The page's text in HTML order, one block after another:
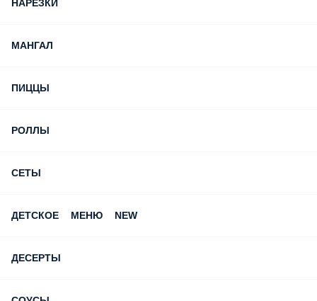
МАНГАЛ
ПИЦЦЫ
РОЛЛЫ
СЕТЫ
ДЕТСКОЕ МЕНЮ NEW
ДЕСЕРТЫ